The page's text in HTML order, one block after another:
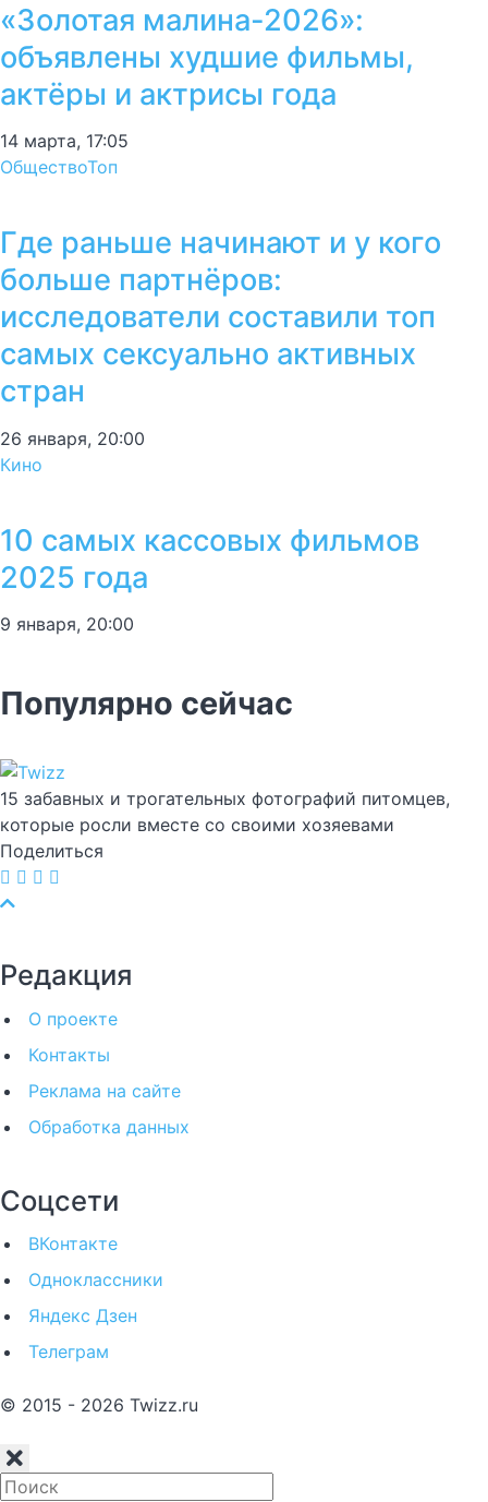
«Золотая малина-2026»:
объявлены худшие фильмы,
актёры и актрисы года
14 марта, 17:05
ОбществоТоп
Где раньше начинают и у кого
больше партнёров:
исследователи составили топ
самых сексуально активных
стран
26 января, 20:00
Кино
10 самых кассовых фильмов
2025 года
9 января, 20:00
Популярно сейчас
15 забавных и трогательных фотографий питомцев,
которые росли вместе со своими хозяевами
Поделиться
Редакция
О проекте
Контакты
Реклама на сайте
Обработка данных
Соцсети
ВКонтакте
Одноклассники
Яндекс Дзен
Телеграм
© 2015 - 2026 Twizz.ru